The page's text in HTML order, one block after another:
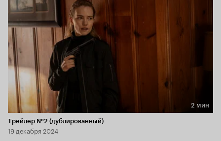
Длительность 2 мин
2 мин
Трейлер №2 (дублированный)
19 декабря 2024